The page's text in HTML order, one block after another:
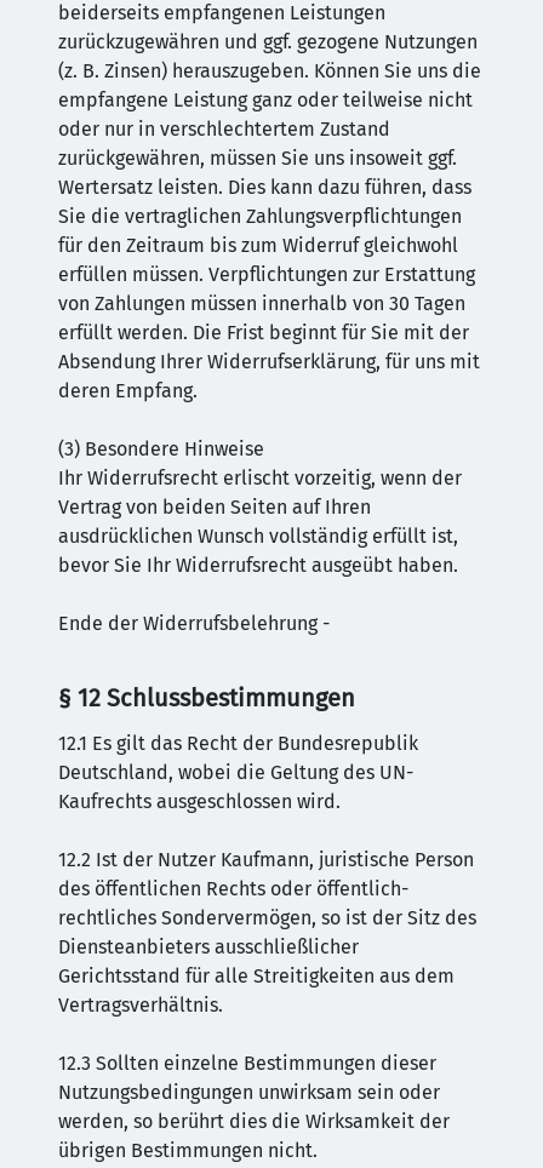
beiderseits empfangenen Leistungen
zurückzugewähren und ggf. gezogene Nutzungen
(z. B. Zinsen) herauszugeben. Können Sie uns die
empfangene Leistung ganz oder teilweise nicht
oder nur in verschlechtertem Zustand
zurückgewähren, müssen Sie uns insoweit ggf.
Wertersatz leisten. Dies kann dazu führen, dass
Sie die vertraglichen Zahlungsverpflichtungen
für den Zeitraum bis zum Widerruf gleichwohl
erfüllen müssen. Verpflichtungen zur Erstattung
von Zahlungen müssen innerhalb von 30 Tagen
erfüllt werden. Die Frist beginnt für Sie mit der
Absendung Ihrer Widerrufserklärung, für uns mit
deren Empfang.
(3) Besondere Hinweise
Ihr Widerrufsrecht erlischt vorzeitig, wenn der
Vertrag von beiden Seiten auf Ihren
ausdrücklichen Wunsch vollständig erfüllt ist,
bevor Sie Ihr Widerrufsrecht ausgeübt haben.
Ende der Widerrufsbelehrung -
§ 12 Schlussbestimmungen
12.1 Es gilt das Recht der Bundesrepublik
Deutschland, wobei die Geltung des UN-
Kaufrechts ausgeschlossen wird.
12.2 Ist der Nutzer Kaufmann, juristische Person
des öffentlichen Rechts oder öffentlich-
rechtliches Sondervermögen, so ist der Sitz des
Diensteanbieters ausschließlicher
Gerichtsstand für alle Streitigkeiten aus dem
Vertragsverhältnis.
12.3 Sollten einzelne Bestimmungen dieser
Nutzungsbedingungen unwirksam sein oder
werden, so berührt dies die Wirksamkeit der
übrigen Bestimmungen nicht.